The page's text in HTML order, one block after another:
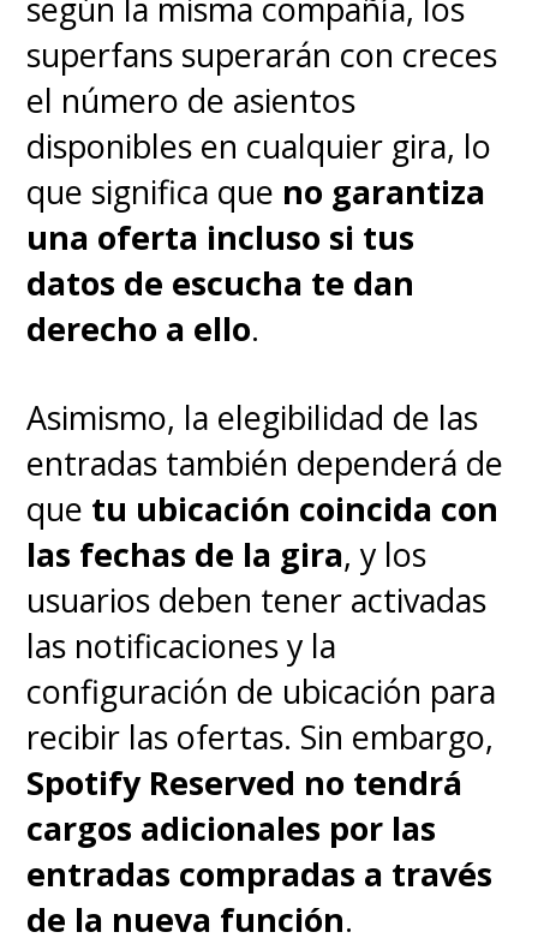
según la misma compañía, los
superfans superarán con creces
el número de asientos
disponibles en cualquier gira, lo
que significa que no garantiza
una oferta incluso si tus
datos de escucha te dan
derecho a ello.
Asimismo, la elegibilidad de las
entradas también dependerá de
que tu ubicación coincida con
las fechas de la gira, y los
usuarios deben tener activadas
las notificaciones y la
configuración de ubicación para
recibir las ofertas. Sin embargo,
Spotify Reserved no tendrá
cargos adicionales por las
entradas compradas a través
de la nueva función.